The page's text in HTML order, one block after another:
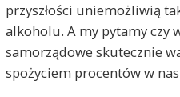
przyszłości uniemożliwią
alkoholu. A my pytamy czy
samorządowe skutecznie
spożyciem procentów w